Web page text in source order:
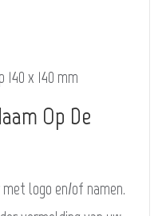
x 140 mm
Op De
logo en/of namen.